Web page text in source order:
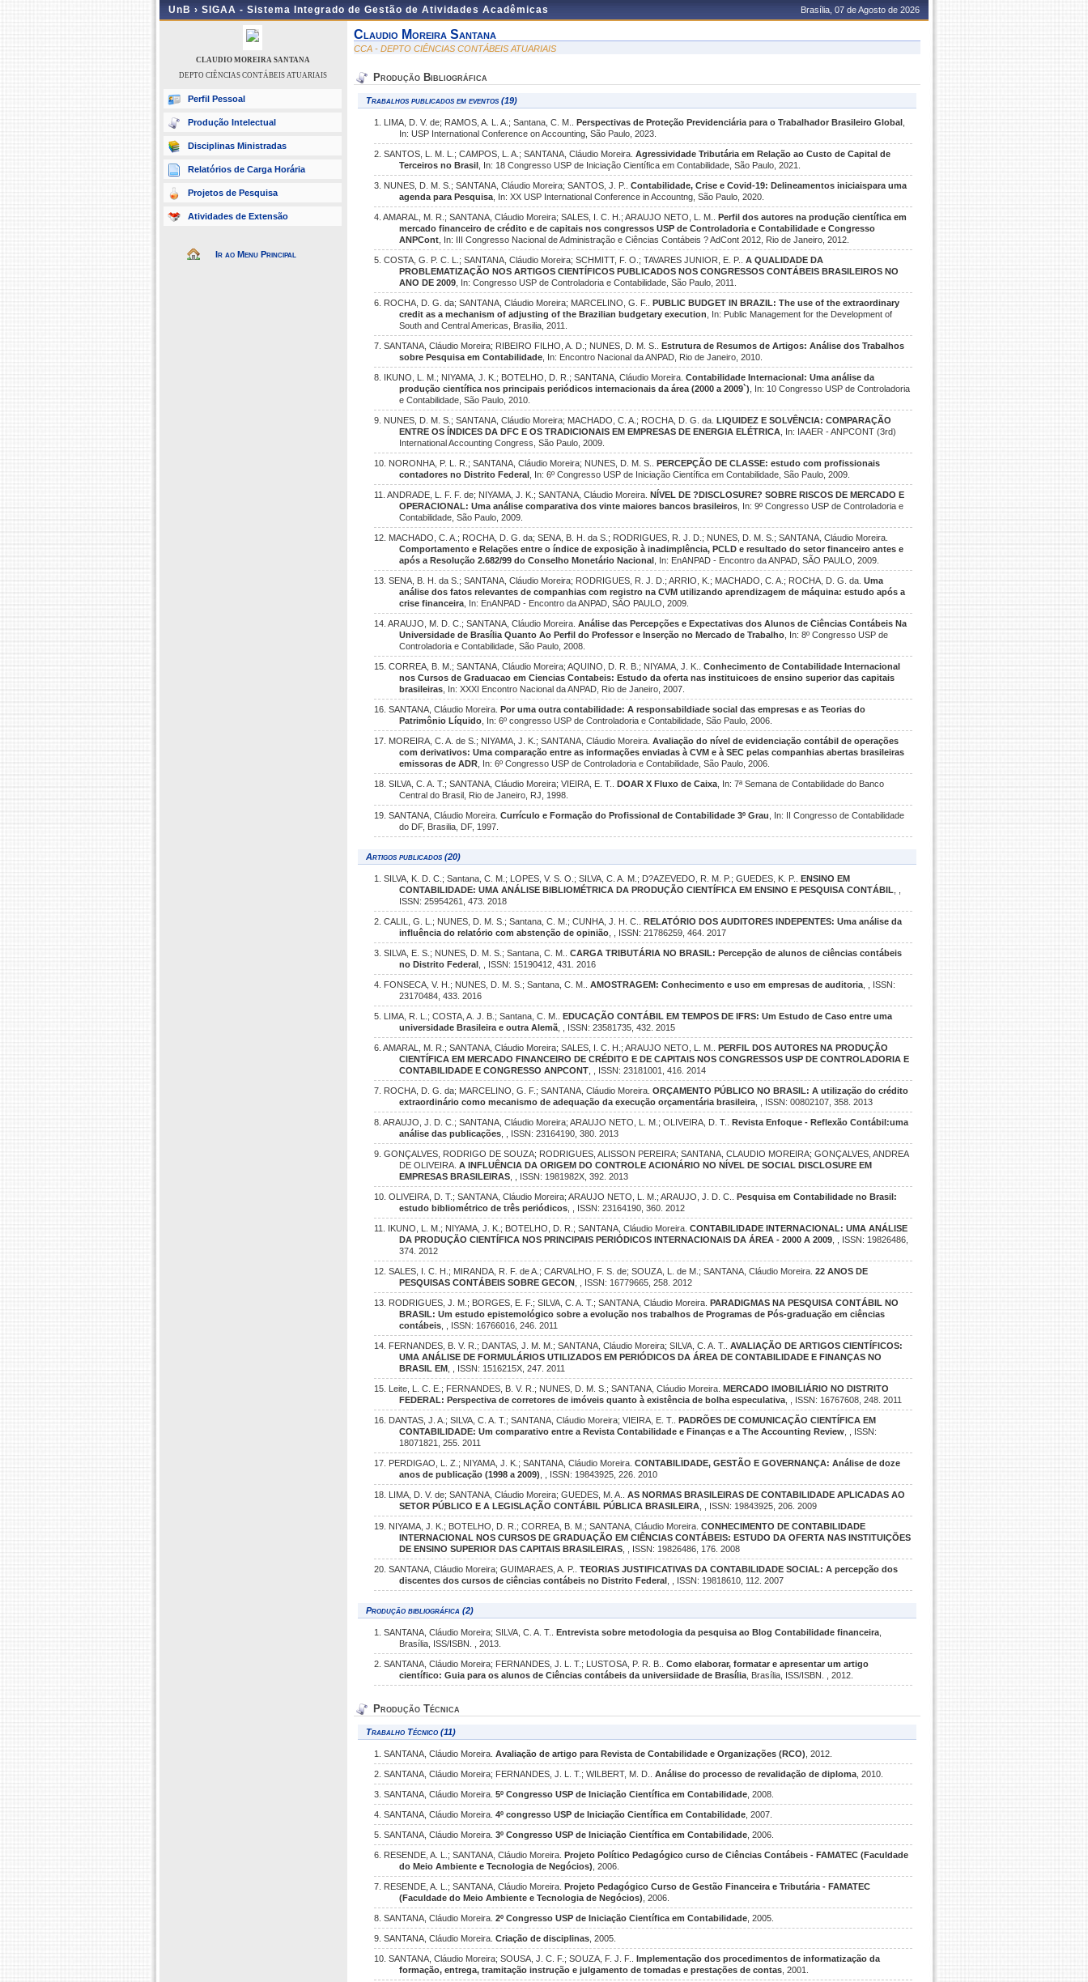
UnB › SIGAA - Sistema Integrado de Gestão de Atividades Acadêmicas Brasília, 07 de Agosto de 2026
CLAUDIO MOREIRA SANTANA
DEPTO CIÊNCIAS CONTÁBEIS ATUARIAIS
Perfil Pessoal
Produção Intelectual
Disciplinas Ministradas
Relatórios de Carga Horária
Projetos de Pesquisa
Atividades de Extensão
Ir ao Menu Principal
Claudio Moreira Santana
CCA - DEPTO CIÊNCIAS CONTÁBEIS ATUARIAIS
Produção Bibliográfica
Trabalhos publicados em eventos (19)
1. LIMA, D. V. de; RAMOS, A. L. A.; Santana, C. M.. Perspectivas de Proteção Previdenciária para o Trabalhador Brasileiro Global
In: USP International Conference on Accounting, São Paulo, 2023.
2. SANTOS, L. M. L.; CAMPOS, L. A.; SANTANA, Cláudio Moreira. Agressividade Tributária em Relação ao Custo de Capital de
Terceiros no Brasil , In: 18 Congresso USP de Iniciação Científica em Contabilidade, São Paulo, 2021.
3. NUNES, D. M. S.; SANTANA, Cláudio Moreira; SANTOS, J. P.. Contabilidade, Crise e Covid-19: Delineamentos iniciaispara uma
agenda para Pesquisa , In: XX USP International Conference in Accountng, São Paulo, 2020.
4. AMARAL, M. R.; SANTANA, Cláudio Moreira; SALES, I. C. H.; ARAUJO NETO, L. M.. Perfil dos autores na produção científica em
mercado financeiro de crédito e de capitais nos congressos USP de Controladoria e Contabilidade e Congresso
ANPCont , In: III Congresso Nacional de Administração e Ciências Contábeis ? AdCont 2012, Rio de Janeiro, 2012.
5. COSTA, G. P. C. L.; SANTANA, Cláudio Moreira; SCHMITT, F. O.; TAVARES JUNIOR, E. P.. A QUALIDADE DA
PROBLEMATIZAÇÃO NOS ARTIGOS CIENTÍFICOS PUBLICADOS NOS CONGRESSOS CONTÁBEIS BRASILEIROS NO
ANO DE 2009 , In: Congresso USP de Controladoria e Contabilidade, São Paulo, 2011.
6. ROCHA, D. G. da; SANTANA, Cláudio Moreira; MARCELINO, G. F.. PUBLIC BUDGET IN BRAZIL: The use of the extraordinary
credit as a mechanism of adjusting of the Brazilian budgetary execution
, In: Public Management for the Development of
South and Central Americas, Brasilia, 2011.
7. SANTANA, Cláudio Moreira; RIBEIRO FILHO, A. D.; NUNES, D. M. S.. Estrutura de Resumos de Artigos: Análise dos Trabalhos
sobre Pesquisa em Contabilidade , In: Encontro Nacional da ANPAD, Rio de Janeiro, 2010.
8. IKUNO, L. M.; NIYAMA, J. K.; BOTELHO, D. R.; SANTANA, Cláudio Moreira. Contabilidade Internacional: Uma análise da
produção científica nos principais periódicos internacionais da área (2000 a 2009`)
, In: 10 Congresso USP de Controladoria
e Contabilidade, São Paulo, 2010.
9. NUNES, D. M. S.; SANTANA, Cláudio Moreira; MACHADO, C. A.; ROCHA, D. G. da. LIQUIDEZ E SOLVÊNCIA: COMPARAÇÃO
ENTRE OS ÍNDICES DA DFC E OS TRADICIONAIS EM EMPRESAS DE ENERGIA ELÉTRICA , In: IAAER - ANPCONT (3rd)
International Accounting Congress, São Paulo, 2009.
10. NORONHA, P. L. R.; SANTANA, Cláudio Moreira; NUNES, D. M. S.. PERCEPÇÃO DE CLASSE: estudo com profissionais
contadores no Distrito Federal , In: 6º Congresso USP de Iniciação Científica em Contabilidade, São Paulo, 2009.
11. ANDRADE, L. F. F. de; NIYAMA, J. K.; SANTANA, Cláudio Moreira. NÍVEL DE ?DISCLOSURE? SOBRE RISCOS DE MERCADO E
OPERACIONAL: Uma análise comparativa dos vinte maiores bancos brasileiros , In: 9º Congresso USP de Controladoria e
Contabilidade, São Paulo, 2009.
12. MACHADO, C. A.; ROCHA, D. G. da; SENA, B. H. da S.; RODRIGUES, R. J. D.; NUNES, D. M. S.; SANTANA, Cláudio Moreira.
Comportamento e Relações entre o índice de exposição à inadimplência, PCLD e resultado do setor financeiro antes e
após a Resolução 2.682/99 do Conselho Monetário Nacional , In: EnANPAD - Encontro da ANPAD, SÃO PAULO, 2009.
13. SENA, B. H. da S.; SANTANA, Cláudio Moreira; RODRIGUES, R. J. D.; ARRIO, K.; MACHADO, C. A.; ROCHA, D. G. da. Uma
análise dos fatos relevantes de companhias com registro na CVM utilizando aprendizagem de máquina: estudo após a
crise financeira , In: EnANPAD - Encontro da ANPAD, SÃO PAULO, 2009.
14. ARAUJO, M. D. C.; SANTANA, Cláudio Moreira. Análise das Percepções e Expectativas dos Alunos de Ciências Contábeis Na
Universidade de Brasília Quanto Ao Perfil do Professor e Inserção no Mercado de Trabalho , In: 8º Congresso USP de
Controladoria e Contabilidade, São Paulo, 2008.
15. CORREA, B. M.; SANTANA, Cláudio Moreira; AQUINO, D. R. B.; NIYAMA, J. K.. Conhecimento de Contabilidade Internacional
nos Cursos de Graduacao em Ciencias Contabeis: Estudo da oferta nas instituicoes de ensino superior das capitais
brasileiras , In: XXXI Encontro Nacional da ANPAD, Rio de Janeiro, 2007.
16. SANTANA, Cláudio Moreira. Por uma outra contabilidade: A responsabildiade social das empresas e as Teorias do
Patrimônio Líquido , In: 6º congresso USP de Controladoria e Contabilidade, São Paulo, 2006.
17. MOREIRA, C. A. de S.; NIYAMA, J. K.; SANTANA, Cláudio Moreira. Avaliação do nível de evidenciação contábil de operações
com derivativos: Uma comparação entre as informações enviadas à CVM e à SEC pelas companhias abertas brasileiras
emissoras de ADR , In: 6º Congresso USP de Controladoria e Contabilidade, São Paulo, 2006.
18. SILVA, C. A. T.; SANTANA, Cláudio Moreira; VIEIRA, E. T.. DOAR X Fluxo de Caixa , In: 7ª Semana de Contabilidade do Banco
Central do Brasil, Rio de Janeiro, RJ, 1998.
19. SANTANA, Cláudio Moreira. Currículo e Formação do Profissional de Contabilidade 3º Grau , In: II Congresso de Contabilidade
do DF, Brasilia, DF, 1997.
Artigos publicados (20)
1. SILVA, K. D. C.; Santana, C. M.; LOPES, V. S. O.; SILVA, C. A. M.; D?AZEVEDO, R. M. P.; GUEDES, K. P.. ENSINO EM
CONTABILIDADE: UMA ANÁLISE BIBLIOMÉTRICA DA PRODUÇÃO CIENTÍFICA EM ENSINO E PESQUISA CONTÁBIL
ISSN: 25954261, 473. 2018
2. CALIL, G. L.; NUNES, D. M. S.; Santana, C. M.; CUNHA, J. H. C.. RELATÓRIO DOS AUDITORES INDEPENTES: Uma análise da
influência do relatório com abstenção de opinião , , ISSN: 21786259, 464. 2017
3. SILVA, E. S.; NUNES, D. M. S.; Santana, C. M.. CARGA TRIBUTÁRIA NO BRASIL: Percepção de alunos de ciências contábeis
no Distrito Federal , , ISSN: 15190412, 431. 2016
4. FONSECA, V. H.; NUNES, D. M. S.; Santana, C. M.. AMOSTRAGEM: Conhecimento e uso em empresas de auditoria , , ISSN:
23170484, 433. 2016
5. LIMA, R. L.; COSTA, A. J. B.; Santana, C. M.. EDUCAÇÃO CONTÁBIL EM TEMPOS DE IFRS: Um Estudo de Caso entre uma
universidade Brasileira e outra Alemã , , ISSN: 23581735, 432. 2015
6. AMARAL, M. R.; SANTANA, Cláudio Moreira; SALES, I. C. H.; ARAUJO NETO, L. M.. PERFIL DOS AUTORES NA PRODUÇÃO
CIENTÍFICA EM MERCADO FINANCEIRO DE CRÉDITO E DE CAPITAIS NOS CONGRESSOS USP DE CONTROLADORIA E
CONTABILIDADE E CONGRESSO ANPCONT , , ISSN: 23181001, 416. 2014
7. ROCHA, D. G. da; MARCELINO, G. F.; SANTANA, Cláudio Moreira. ORÇAMENTO PÚBLICO NO BRASIL: A utilização do crédito
extraordinário como mecanismo de adequação da execução orçamentária brasileira , , ISSN: 00802107, 358. 2013
8. ARAUJO, J. D. C.; SANTANA, Cláudio Moreira; ARAUJO NETO, L. M.; OLIVEIRA, D. T.. Revista Enfoque - Reflexão Contábil:uma
análise das publicações , , ISSN: 23164190, 380. 2013
9. GONÇALVES, RODRIGO DE SOUZA; RODRIGUES, ALISSON PEREIRA; SANTANA, CLAUDIO MOREIRA; GONÇALVES, ANDREA
DE OLIVEIRA.A INFLUÊNCIA DA ORIGEM DO CONTROLE ACIONÁRIO NO NÍVEL DE SOCIAL DISCLOSURE EM
EMPRESAS BRASILEIRAS , , ISSN: 1981982X, 392. 2013
10. OLIVEIRA, D. T.; SANTANA, Cláudio Moreira; ARAUJO NETO, L. M.; ARAUJO, J. D. C.. Pesquisa em Contabilidade no Brasil:
estudo bibliométrico de três periódicos , , ISSN: 23164190, 360. 2012
11. IKUNO, L. M.; NIYAMA, J. K.; BOTELHO, D. R.; SANTANA, Cláudio Moreira. CONTABILIDADE INTERNACIONAL: UMA ANÁLISE
DA PRODUÇÃO CIENTÍFICA NOS PRINCIPAIS PERIÓDICOS INTERNACIONAIS DA ÁREA - 2000 A 2009 , , ISSN: 19826486,
374. 2012
12. SALES, I. C. H.; MIRANDA, R. F. de A.; CARVALHO, F. S. de; SOUZA, L. de M.; SANTANA, Cláudio Moreira. 22 ANOS DE
PESQUISAS CONTÁBEIS SOBRE GECON , , ISSN: 16779665, 258. 2012
13. RODRIGUES, J. M.; BORGES, E. F.; SILVA, C. A. T.; SANTANA, Cláudio Moreira. PARADIGMAS NA PESQUISA CONTÁBIL NO
BRASIL: Um estudo epistemológico sobre a evolução nos trabalhos de Programas de Pós-graduação em ciências
contábeis , , ISSN: 16766016, 246. 2011
14. FERNANDES, B. V. R.; DANTAS, J. M. M.; SANTANA, Cláudio Moreira; SILVA, C. A. T.. AVALIAÇÃO DE ARTIGOS CIENTÍFICOS:
UMA ANÁLISE DE FORMULÁRIOS UTILIZADOS EM PERIÓDICOS DA ÁREA DE CONTABILIDADE E FINANÇAS NO
BRASIL EM , , ISSN: 1516215X, 247. 2011
15. Leite, L. C. E.; FERNANDES, B. V. R.; NUNES, D. M. S.; SANTANA, Cláudio Moreira. MERCADO IMOBILIÁRIO NO DISTRITO
FEDERAL: Perspectiva de corretores de imóveis quanto à existência de bolha especulativa , , ISSN: 16767608, 248. 2011
16. DANTAS, J. A.; SILVA, C. A. T.; SANTANA, Cláudio Moreira; VIEIRA, E. T.. PADRÕES DE COMUNICAÇÃO CIENTÍFICA EM
CONTABILIDADE: Um comparativo entre a Revista Contabilidade e Finanças e a The Accounting Review , , ISSN:
18071821, 255. 2011
17. PERDIGAO, L. Z.; NIYAMA, J. K.; SANTANA, Cláudio Moreira. CONTABILIDADE, GESTÃO E GOVERNANÇA: Análise de doze
anos de publicação (1998 a 2009)
, , ISSN: 19843925, 226. 2010
18. LIMA, D. V. de; SANTANA, Cláudio Moreira; GUEDES, M. A.. AS NORMAS BRASILEIRAS DE CONTABILIDADE APLICADAS AO
SETOR PÚBLICO E A LEGISLAÇÃO CONTÁBIL PÚBLICA BRASILEIRA , , ISSN: 19843925, 206. 2009
19. NIYAMA, J. K.; BOTELHO, D. R.; CORREA, B. M.; SANTANA, Cláudio Moreira. CONHECIMENTO DE CONTABILIDADE
INTERNACIONAL NOS CURSOS DE GRADUAÇÃO EM CIÊNCIAS CONTÁBEIS: ESTUDO DA OFERTA NAS INSTITUIÇÕES
DE ENSINO SUPERIOR DAS CAPITAIS BRASILEIRAS , , ISSN: 19826486, 176. 2008
20. SANTANA, Cláudio Moreira; GUIMARAES, A. P.. TEORIAS JUSTIFICATIVAS DA CONTABILIDADE SOCIAL: A percepção dos
discentes dos cursos de ciências contábeis no Distrito Federal , , ISSN: 19818610, 112. 2007
Produção bibliográfica (2)
1. SANTANA, Cláudio Moreira; SILVA, C. A. T.. Entrevista sobre metodologia da pesquisa ao Blog Contabilidade financeira
Brasília, ISS/ISBN. , 2013.
2. SANTANA, Cláudio Moreira; FERNANDES, J. L. T.; LUSTOSA, P. R. B.. Como elaborar, formatar e apresentar um artigo
científico: Guia para os alunos de Ciências contábeis da universiidade de Brasília , Brasília, ISS/ISBN. , 2012.
Produção Técnica
Trabalho Técnico (11)
1. SANTANA, Cláudio Moreira. Avaliação de artigo para Revista de Contabilidade e Organizações (RCO) , 2012.
2. SANTANA, Cláudio Moreira; FERNANDES, J. L. T.; WILBERT, M. D.. Análise do processo de revalidação de diploma , 2010.
3. SANTANA, Cláudio Moreira. 5º Congresso USP de Iniciação Científica em Contabilidade , 2008.
4. SANTANA, Cláudio Moreira. 4º congresso USP de Iniciação Científica em Contabilidade , 2007.
5. SANTANA, Cláudio Moreira. 3º Congresso USP de Iniciação Científica em Contabilidade , 2006.
6. RESENDE, A. L.; SANTANA, Cláudio Moreira. Projeto Político Pedagógico curso de Ciências Contábeis - FAMATEC (Faculdade
do Meio Ambiente e Tecnologia de Negócios) , 2006.
7. RESENDE, A. L.; SANTANA, Cláudio Moreira. Projeto Pedagógico Curso de Gestão Financeira e Tributária - FAMATEC
(Faculdade do Meio Ambiente e Tecnologia de Negócios) , 2006.
8. SANTANA, Cláudio Moreira. 2º Congresso USP de Iniciação Científica em Contabilidade , 2005.
9. SANTANA, Cláudio Moreira. Criação de disciplinas , 2005.
10. SANTANA, Cláudio Moreira; SOUSA, J. C. F.; SOUZA, F. J. F.. Implementação dos procedimentos de informatização da
formação, entrega, tramitação instrução e julgamento de tomadas e prestações de contas , 2001.